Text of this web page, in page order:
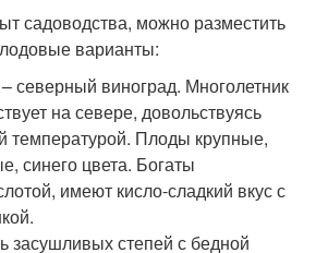
садоводства, можно разместить
варианты:
северный виноград. Многолетник
на севере, довольствуясь
температурой. Плоды крупные,
синего цвета. Богаты
имеют кисло-сладкий вкус с
засушливых степей с бедной